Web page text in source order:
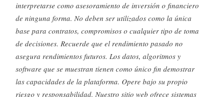
interpretarse como asesoramiento de inversión o financiero
de ninguna forma. No deben ser utilizados como la única
base para contratos, compromisos o cualquier tipo de toma
de decisiones. Recuerde que el rendimiento pasado no
asegura rendimientos futuros. Los datos, algoritmos y
software que se muestran tienen como único fin demostrar
las capacidades de la plataforma. Opere bajo su propio
riesgo y responsabilidad. Nuestro sitio web ofrece sistemas